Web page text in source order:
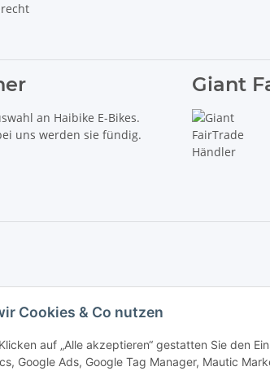
Cookies & Co nutzen
auf „Alle akzeptieren“ gestatten Sie den
Google Ads, Google Tag Manager, Mautic
an Haibike E-Bikes.
uns werden sie fündig.
Giant
es sich um die unverbindliche Preisempfehlung des
GmbH - Der Radladen & E-Bike Speziallist aus